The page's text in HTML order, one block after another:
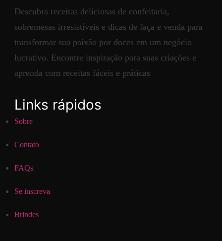
Descubra receitas deliciosas de confeitaria,
sobremesas irresistíveis e dicas de faça e venda para
transformar sua paixão por doces em um negócio
lucrativo. Encontre inspiração para suas criações e
aprenda com receitas fáceis e práticas
Links rápidos
Sobre
Contato
FAQs
Se inscreva
Brindes